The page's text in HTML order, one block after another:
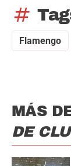
tag
Flamengo
MÁS
DE